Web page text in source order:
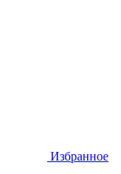
Избранное